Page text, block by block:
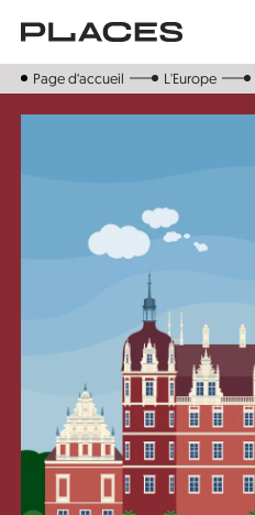
contenu
Page d‘accueil L'Europe